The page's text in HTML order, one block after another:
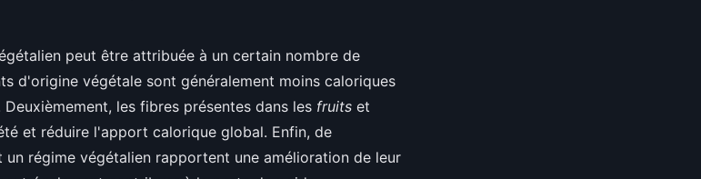
peut être attribuée à un certain nombre de
d'origine végétale sont généralement moins caloriques
les fibres présentes dans les fruits et
et réduire l'apport calorique global. Enfin, de
un régime végétalien rapportent une amélioration de leur